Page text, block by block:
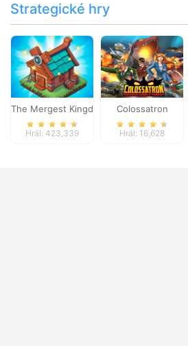
Strategické hry
The Mergest Kingdom
Hrál: 423,339
Colossatron
Hrál: 16,628